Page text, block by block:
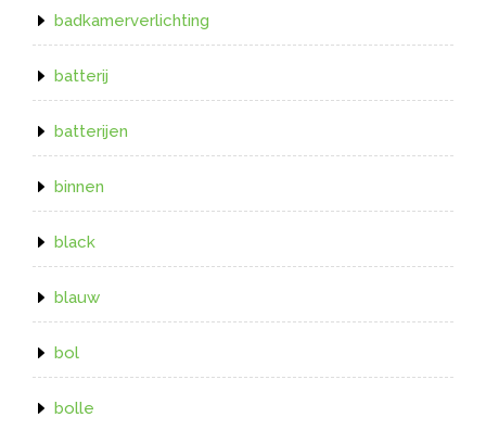
badkamerverlichting
batterij
batterijen
binnen
black
blauw
bol
bolle